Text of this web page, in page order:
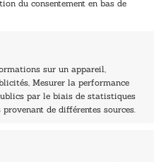
du consentement en bas de
sur un appareil,
Mesurer la performance
par le biais de statistiques
de différentes sources.
l
a
i
l
Paris